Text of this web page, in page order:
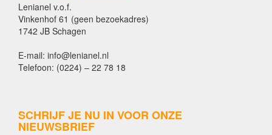
Lenianel v.o.f.
Vinkenhof 61 (geen bezoekadres)
1742 JB Schagen
E-mail: info@lenianel.nl
Telefoon: (0224) – 22 78 18
SCHRIJF JE NU IN VOOR ONZE
NIEUWSBRIEF